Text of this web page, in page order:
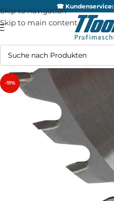
Skip to navigation
Skip to main content
☎ Kundenservice:
-11%